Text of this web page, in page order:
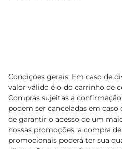
Condições gerais: Em caso de
valor válido é o do carrinho de
Compras sujeitas a
podem ser canceladas em
de garantir o acesso de um
nossas promoções, a compra
promocionais poderá ter sua